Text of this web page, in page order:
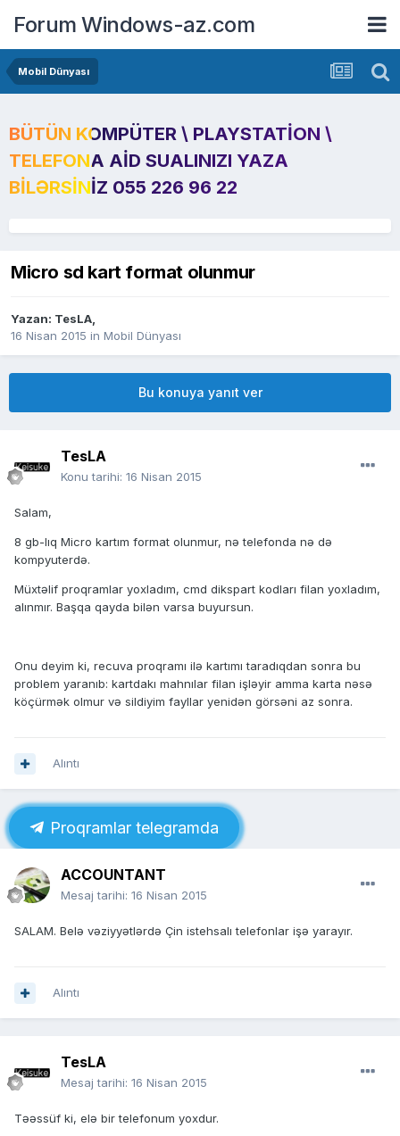
Forum Windows-az.com
Mobil Dünyası
BÜTÜN KOMPÜTER \ PLAYSTATION \
TELEFONA AID SUALINIZI YAZA
BILƏRSINIZ 055 226 96 22
Micro sd kart format olunmur
Yazan: TesLA,
16 Nisan 2015 in Mobil Dünyası
Bu konuya yanıt ver
TesLA
Konu tarihi: 16 Nisan 2015
Salam,
8 gb-lıq Micro kartım format olunmur, nə telefonda nə də
kompyuterdə.
Müxtəlif proqramlar yoxladım, cmd dikspart kodları filan yoxladım,
alınmır. Başqa qayda bilən varsa buyursun.
Onu deyim ki, recuva proqramı ilə kartımı taradıqdan sonra bu
problem yaranıb: kartdakı mahnılar filan işləyir amma karta nəsə
köçürmək olmur və sildiyim fayllar yenidən görsəni az sonra.
Alıntı
Proqramlar telegramda
ACCOUNTANT
Mesaj tarihi: 16 Nisan 2015
SALAM. Belə vəziyyətlərdə Çin istehsalı telefonlar işə yarayır.
Alıntı
TesLA
Mesaj tarihi: 16 Nisan 2015
Təəssüf ki, elə bir telefonum yoxdur.